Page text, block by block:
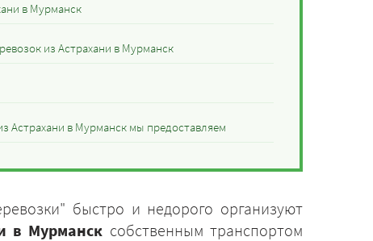
в Мурманск
из Астрахани в Мурманск
Астрахани в Мурманск мы предоставляем
быстро и недорого организуют
в Мурманск собственным транспортом